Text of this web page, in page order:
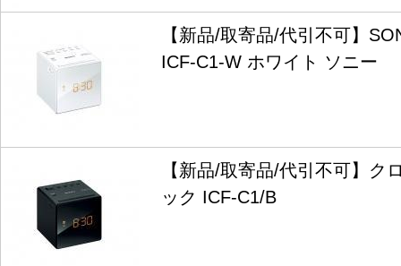
【新品/取寄品/代引不可】
ICF-C1-W ホワイト ソニー
【新品/取寄品/代引不可】ク
ック ICF-C1/B